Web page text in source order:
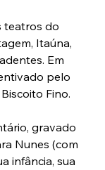
teatros do
Itaúna,
Em
pelo
Fino.
gravado
Nunes (com
infância, sua